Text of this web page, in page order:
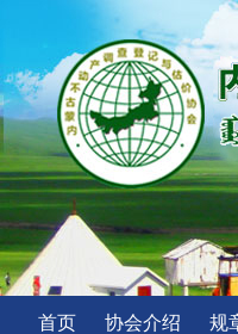
首页 协会介绍 规